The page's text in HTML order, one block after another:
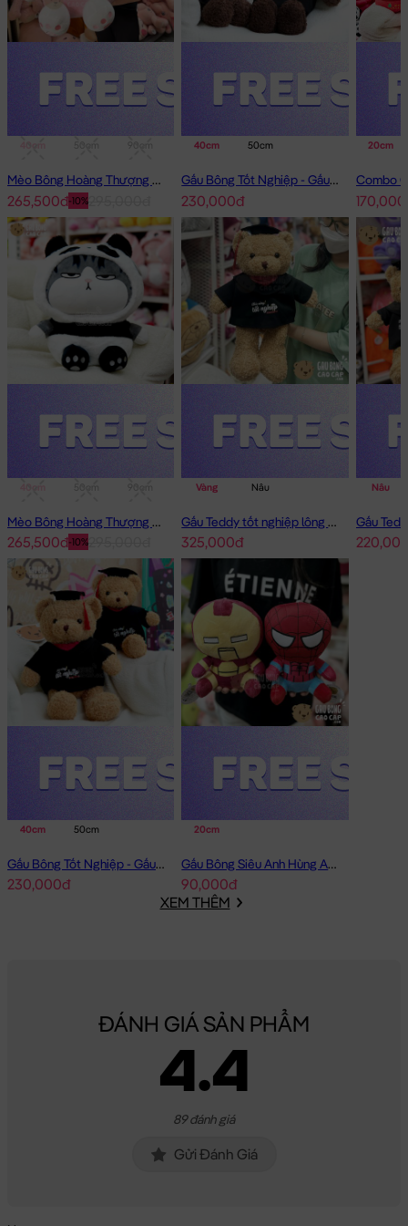
1m
Mèo Bông Hoàng Thượng Cosplay Thỏ Hồng
-10%
265,500đ
40cm 50cm
Gấu Bông Tốt Nghiệp - Gấu Teddy tốt nghiệp lông xù màu Nâu
230,000đ
20cm
1m
Mèo Bông Hoàng Thượng Cosplay Panda
-10%
265,500đ
Vàng Nâu
Gấu Teddy tốt nghiệp lông xù 50cm
325,000đ
Nâu
40cm 50cm
Gấu Bông Tốt Nghiệp - Gấu Teddy tốt nghiệp lông xù màu Vàng
230,000đ
20cm
Gấu Bông Siêu Anh Hùng Avenger Nhí
90,000đ
XEM THÊM
ĐÁNH GIÁ SẢN PHẨM
4.4
89 đánh giá
Gửi Đánh Giá